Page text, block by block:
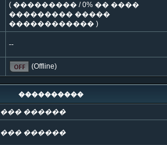
( ��������� / 0% �� ����
��������� �����
������������ )
--
(Offline)
����������
��� ������
��� ������